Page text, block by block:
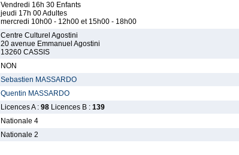
Vendredi 16h 30 Enfants
jeudi 17h 00 Adultes
mercredi 10h00 - 12h00 et 15h00 - 18h00
Centre Culturel Agostini
20 avenue Emmanuel Agostini
13260 CASSIS
NON
Sebastien MASSARDO
Quentin MASSARDO
Licences A : 98 Licences B : 139
Nationale 4
Nationale 2